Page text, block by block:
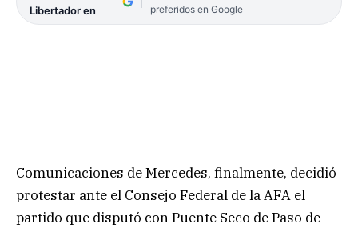
Libertador en
preferidos en Google
Comunicaciones de Mercedes, finalmente, decidió
protestar ante el Consejo Federal de la AFA el
partido que disputó con Puente Seco de Paso de